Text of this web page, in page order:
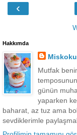
‹
Hakkımda
Mutfak
günün
yaparken
baharat, az tuz ama
sevdiklerimle